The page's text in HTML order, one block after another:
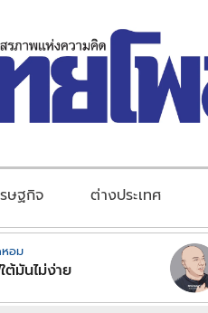
ษฐกิจ ต่างประเทศ
อม
ต้มันไม่ง่าย